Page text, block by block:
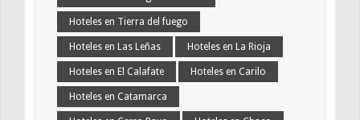
Hoteles en Tierra del fuego
Hoteles en Las Leñas Hoteles en La Rioja
Hoteles en El Calafate Hoteles en Carilo
Hoteles en Catamarca